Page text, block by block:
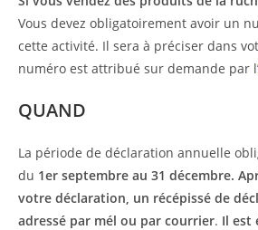
Vous devez obligatoirement avoir un
cette activité. Il sera à préciser dans
numéro est attribué sur demande par l’
QUAND
La période de déclaration annuelle
du 1er septembre au 31 décembre.
votre déclaration, un récépissé de
adressé par mél ou par courrier. Il est